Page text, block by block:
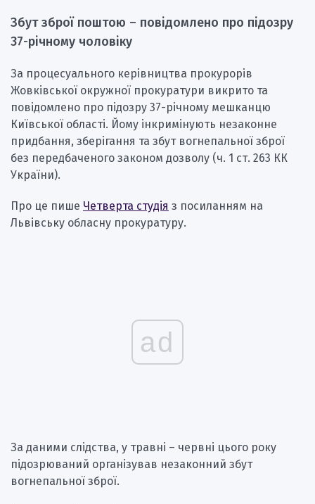
Збут зброї поштою – повідомлено про підозру
37-річному чоловіку
За процесуального керівництва прокурорів
Жовківської окружної прокуратури викрито та
повідомлено про підозру 37-річному мешканцю
Київської області. Йому інкримінують незаконне
придбання, зберігання та збут вогнепальної зброї
без передбаченого законом дозволу (ч. 1 ст. 263 КК
України).
Про це пише Четверта студія з посиланням на
Львівську обласну прокуратуру.
ad
За даними слідства, у травні – червні цього року
підозрюваний організував незаконний збут
вогнепальної зброї.